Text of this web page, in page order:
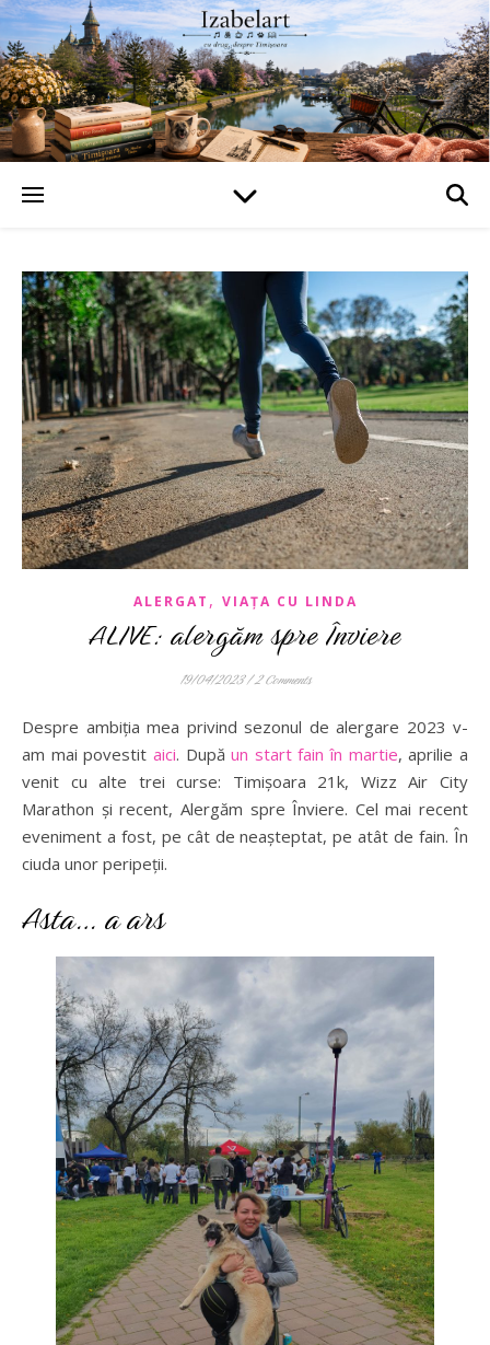
ALERGAT , VIAȚA CU LINDA
ALIVE: alergăm spre Înviere
19/04/2023 /2 Comments
Despre ambiția mea privind sezonul de alergare 2023 v-
am mai povestit aici. Dupăun start fain în martie, aprilie a
venit cu alte trei curse: Timișoara 21k, Wizz Air City
Marathon și recent, Alergăm spre Înviere. Cel mai recent
eveniment a fost, pe cât de neașteptat, pe atât de fain. În
ciuda unor peripeții.
Asta… a ars